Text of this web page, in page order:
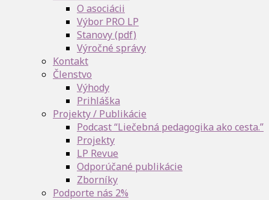
O asociácii
Výbor PRO LP
Stanovy (pdf)
Výročné správy
Kontakt
Členstvo
Výhody
Prihláška
Projekty / Publikácie
Podcast “Liečebná pedagogika ako cesta.”
Projekty
LP Revue
Odporúčané publikácie
Zborníky
Podporte nás 2%